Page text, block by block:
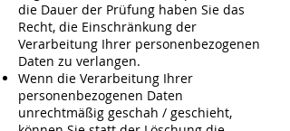
die Dauer der Prüfung haben Sie das
Recht, die Einschränkung der
Verarbeitung Ihrer personenbezogenen
Daten zu verlangen.
Wenn die Verarbeitung Ihrer
personenbezogenen Daten
unrechtmäßig geschah / geschieht,